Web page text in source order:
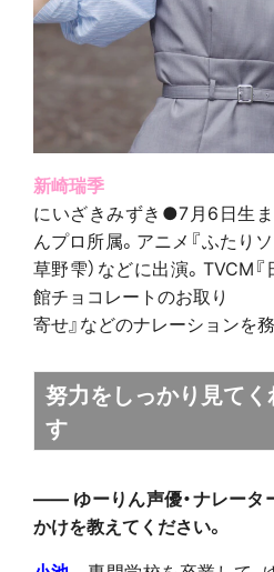
新崎瑞季
にいざきみずき●7月6日生ま
んプロ所属。アニメ『ふたりソ
草野雫）などに出演。TVCM『
館チョコレートのお取り
寄せ』などのナレーションを務
努力をしっかり見て
す
―― ゆーりん声優・ナレータ
かけを教えてください。